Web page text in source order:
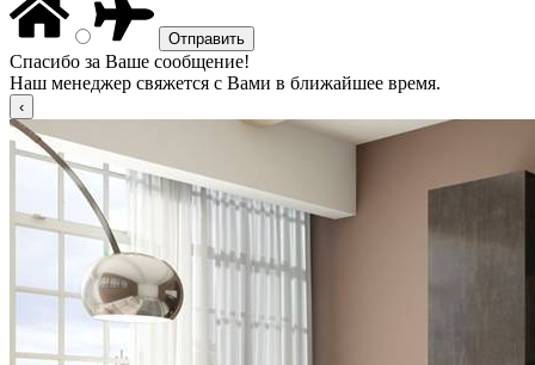
Спасибо за Ваше сообщение!
Наш менеджер свяжется с Вами в ближайшее время.